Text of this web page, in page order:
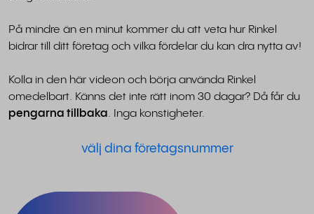
På mindre än en minut kommer du att veta hur Rinkel
bidrar till ditt företag och vilka fördelar du kan dra nytta av!
Kolla in den här videon och börja använda Rinkel
omedelbart. Känns det inte rätt inom 30 dagar? Då får du
pengarna tillbaka. Inga konstigheter.
välj dina företagsnummer